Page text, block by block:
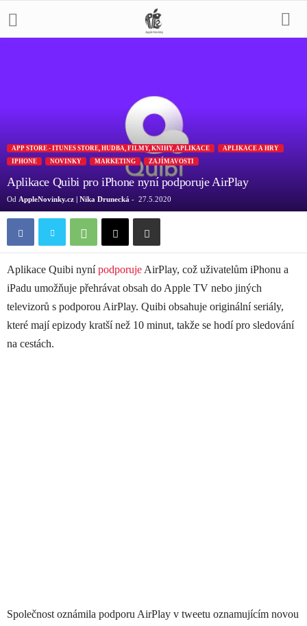
APP STORE - ITUNES STORE, HUDBA, FILMY, KNIHY, APLIKACE
APLIKACE A HRY
IPHONE
NOVINKY MARKETING ZAJÍMAVOSTI
Aplikace Quibi pro iPhone nyní podporuje AirPlay
Od AppleNovinky.cz | Nika Drunecká - 27.5.2020
Aplikace Quibi nyní podporujeAirPlay, což uživatelům iPhonu a
iPadu umožňuje přehrávat obsah do Apple TV nebo jiných
televizorů s podporou AirPlay. Quibi obsahuje originální seriály,
které mají epizody kratší než 10 minut, takže se hodí pro sledování
na cestách.
Společnost oznámila podporu AirPlay v tweetu oznamujícím novou